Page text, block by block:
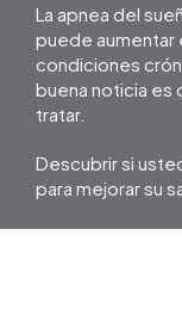
La apnea del
puede aumentar
condiciones
buena noticia es
tratar.
Descubrir si
para mejorar su